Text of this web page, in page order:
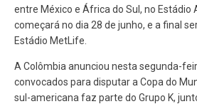
entre México e África do Sul, no
começará no dia 28 de junho, e a final
Estádio MetLife.
A Colômbia anunciou nesta segunda-
convocados para disputar a Copa do
sul-americana faz parte do Grupo K,